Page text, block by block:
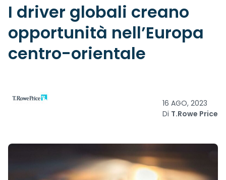
I driver globali creano
opportunità nell’Europa
centro-orientale
16 AGO, 2023
Di T.Rowe Price